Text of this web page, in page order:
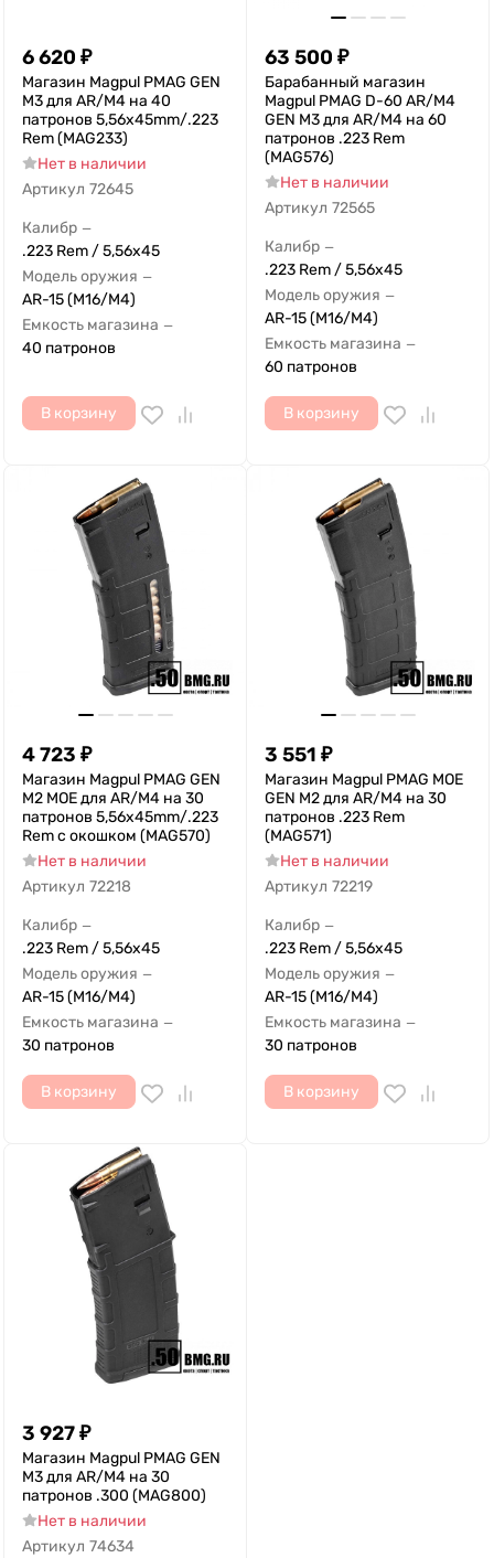
6 620 ₽
Магазин Magpul PMAG GEN
M3 для AR/M4 на 40
патронов 5,56x45mm/.223
Rem (MAG233)
Нет в наличии
Артикул 72645
Калибр —
.223 Rem / 5,56x45
Модель оружия —
AR-15 (M16/M4)
Емкость магазина —
40 патронов
В корзину
63 500 ₽
Барабанный магазин
Magpul PMAG D-60 AR/M4
GEN M3 для AR/M4 на 60
патронов .223 Rem
(MAG576)
Нет в наличии
Артикул 72565
Калибр —
.223 Rem / 5,56x45
Модель оружия —
AR-15 (M16/M4)
Емкость магазина —
60 патронов
В корзину
4 723 ₽
Магазин Magpul PMAG GEN
M2 MOE для AR/M4 на 30
патронов 5,56x45mm/.223
Rem с окошком (MAG570)
Нет в наличии
Артикул 72218
Калибр —
.223 Rem / 5,56x45
Модель оружия —
AR-15 (M16/M4)
Емкость магазина —
30 патронов
В корзину
3 551 ₽
Магазин Magpul PMAG MOE
GEN M2 для AR/M4 на 30
патронов .223 Rem
(MAG571)
Нет в наличии
Артикул 72219
Калибр —
.223 Rem / 5,56x45
Модель оружия —
AR-15 (M16/M4)
Емкость магазина —
30 патронов
В корзину
3 927₽
Магазин Magpul PMAG GEN
M3 для AR/M4 на 30
патронов .300 (MAG800)
Нет в наличии
Артикул 74634